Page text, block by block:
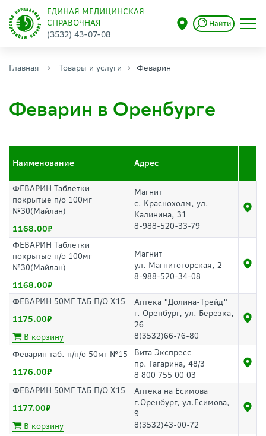
ЕДИНАЯ МЕДИЦИНСКАЯ
СПРАВОЧНАЯ
(3532) 43-07-08
Найти
Главная Товары и услуги Феварин
Феварин в Оренбурге
Наименование Адрес
ФЕВАРИН Таблетки
покрытые п/о 100мг
№30(Майлан)
1168.00
Магнит
с. Краснохолм, ул.
Калинина, 31
8-988-520-33-79
ФЕВАРИН Таблетки
покрытые п/о 100мг
№30(Майлан)
1168.00
Магнит
ул. Магнитогорская, 2
8-988-520-34-08
ФЕВАРИН 50МГ ТАБ П/О Х15
1175.00
В корзину
Аптека "Долина-Трейд"
г. Оренбург, ул. Березка,
26
8(3532)66-76-80
Феварин таб. п/п/о 50мг №15
1176.00
Вита Экспресс
пр. Гагарина, 48/3
8 800 755 00 03
ФЕВАРИН 50МГ ТАБ П/О Х15
1177.00
В корзину
Аптека на Есимова
г.Оренбург, ул.Есимова,
9
8(3532)43-00-72